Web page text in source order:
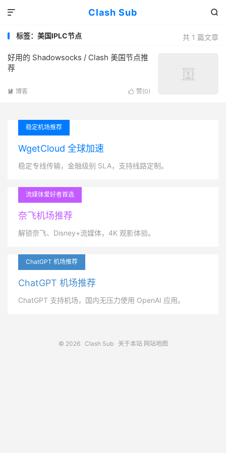
Clash Sub 

共 1 篇文章
标签：美国IPLC节点
好用的 Shadowsocks / Clash 美国节点推
荐
 赞(0)
 博客
稳定机场推荐
WgetCloud 全球加速
稳定专线传输，金融级别 SLA，支持线路定制。
流媒体爱好者首选
奈飞机场推荐
解锁奈飞、Disney+流媒体，4K 观影体验。
ChatGPT 机场推荐
ChatGPT 机场推荐
ChatGPT 支持机场，国内无压力使用 OpenAI 应用。
© 2026 Clash Sub 关于本站 网站地图